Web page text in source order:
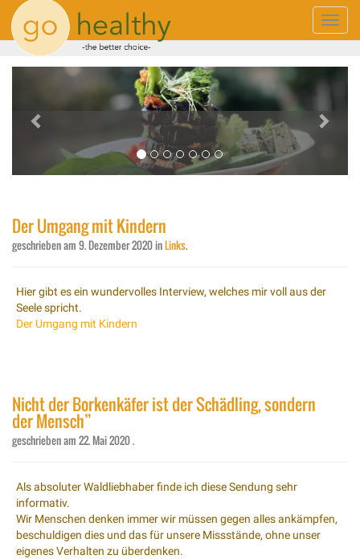
Toggle
Previous
Der Umgang mit Kindern
geschrieben am 9. Dezember 2020inLinks.
Hier gibt es ein wundervolles Interview, welches mir voll aus der
Seele spricht.
Der Umgang mit Kindern
Nicht der Borkenkäfer ist der Schädling, sondern
der Mensch”
geschrieben am 22. Mai 2020.
Als absoluter Waldliebhaber finde ich diese Sendung sehr
informativ.
Wir Menschen denken immer wir müssen gegen alles ankämpfen,
beschuldigen dies und das für unsere Missstände, ohne unser
eigenes Verhalten zu überdenken.